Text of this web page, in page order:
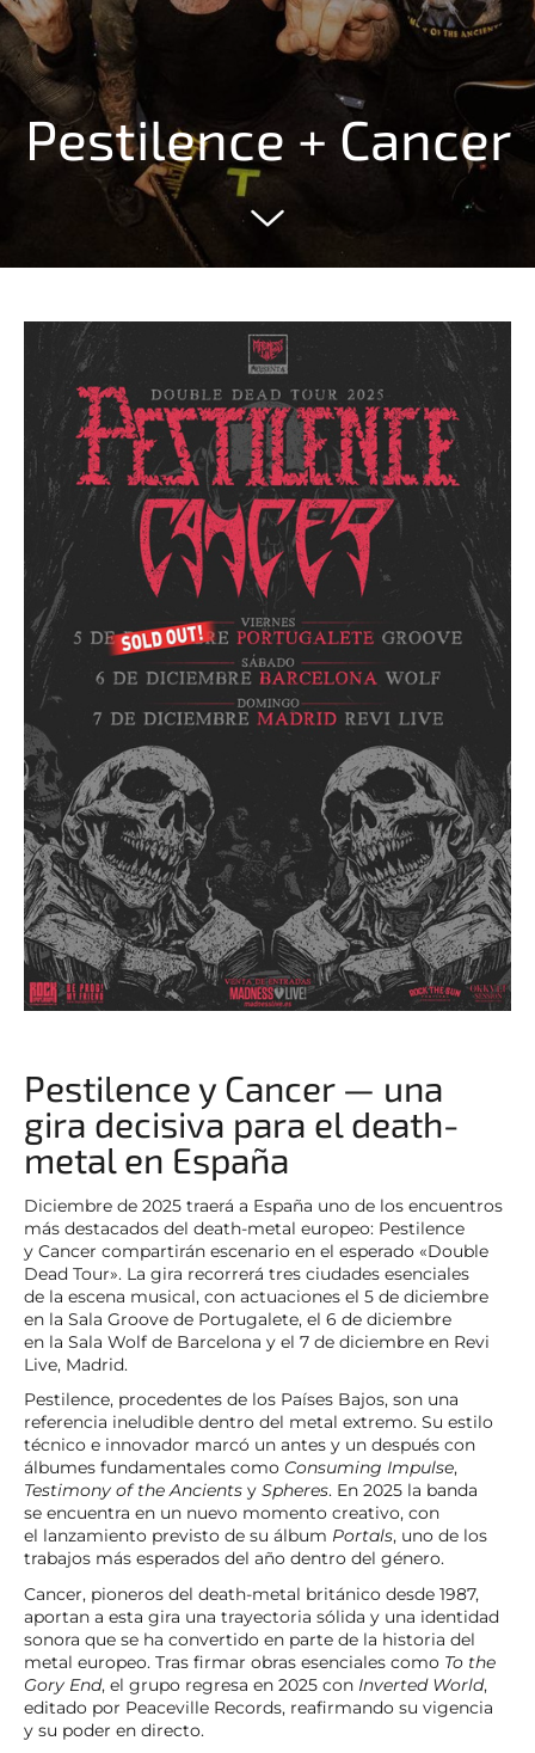
Pestilence + Cancer
Pestilence y Cancer — una
gira decisiva para el death-
metal en España
Diciembre de 2025 traerá a España uno de los encuentros
más destacados del death-metal europeo: Pestilence
y Cancer compartirán escenario en el esperado «Double
Dead Tour». La gira recorrerá tres ciudades esenciales
de la escena musical, con actuaciones el 5 de diciembre
en la Sala Groove de Portugalete, el 6 de diciembre
en la Sala Wolf de Barcelona y el 7 de diciembre en Revi
Live, Madrid.
Pestilence, procedentes de los Países Bajos, son una
referencia ineludible dentro del metal extremo. Su estilo
técnico e innovador marcó un antes y un después con
álbumes fundamentales como Consuming Impulse,
Testimony of the Ancients y Spheres. En 2025 la banda
se encuentra en un nuevo momento creativo, con
el lanzamiento previsto de su álbum Portals, uno de los
trabajos más esperados del año dentro del género.
Cancer, pioneros del death-metal británico desde 1987,
aportan a esta gira una trayectoria sólida y una identidad
sonora que se ha convertido en parte de la historia del
metal europeo. Tras firmar obras esenciales como To the
Gory End, el grupo regresa en 2025 con Inverted World,
editado por Peaceville Records, reafirmando su vigencia
y su poder en directo.